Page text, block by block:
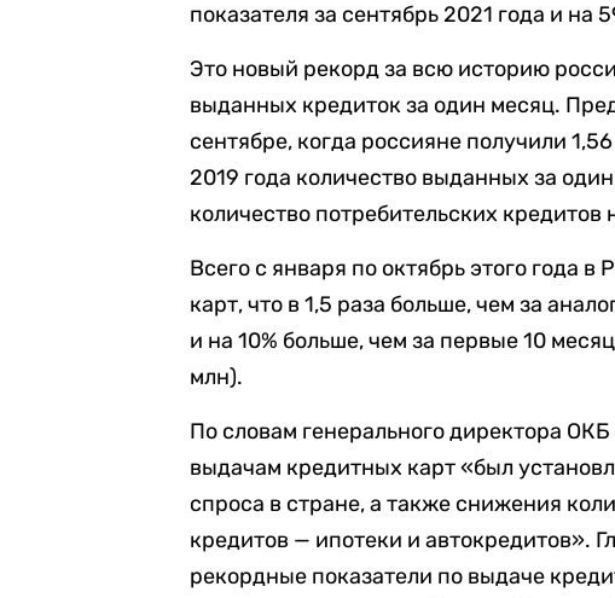
показателя за сентябрь 2021 года и на
Это новый рекорд за всю историю
выданных кредиток за один месяц.
сентябре, когда россияне получили
2019 года количество выданных за
количество потребительских
Всего с января по октябрь этого года
карт, что в 1,5 раза больше, чем за
и на 10% больше, чем за первые 10
млн).
По словам генерального директора
выдачам кредитных карт «был
спроса в стране, а также снижения
кредитов — ипотеки и автокредитов».
рекордные показатели по выдаче